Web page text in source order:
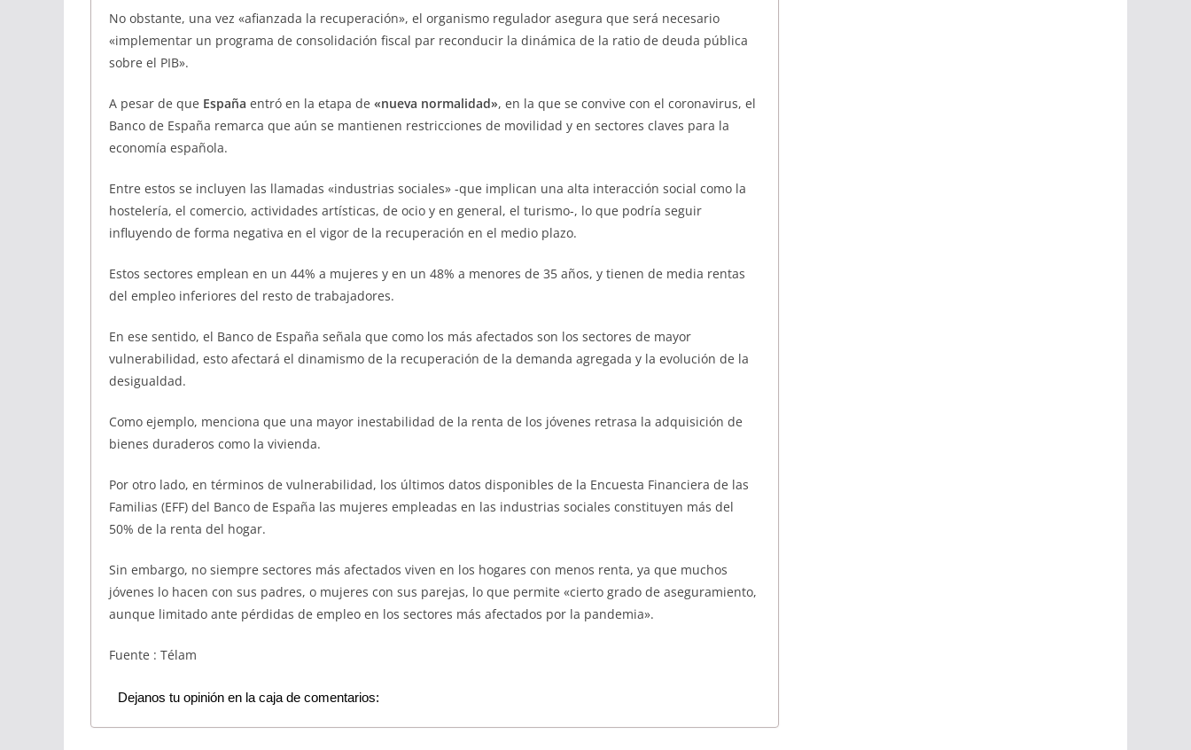
No obstante, una vez «afianzada la recuperación», el organismo regulador asegura que será necesario
«implementar un programa de consolidación fiscal par reconducir la dinámica de la ratio de deuda pública
sobre el PIB».
A pesar de que España entró en la etapa de «nueva normalidad», en la que se convive con el coronavirus, el
Banco de España remarca que aún se mantienen restricciones de movilidad y en sectores claves para la
economía española.
Entre estos se incluyen las llamadas «industrias sociales» -que implican una alta interacción social como la
hostelería, el comercio, actividades artísticas, de ocio y en general, el turismo-, lo que podría seguir
influyendo de forma negativa en el vigor de la recuperación en el medio plazo.
Estos sectores emplean en un 44% a mujeres y en un 48% a menores de 35 años, y tienen de media rentas
del empleo inferiores del resto de trabajadores.
En ese sentido, el Banco de España señala que como los más afectados son los sectores de mayor
vulnerabilidad, esto afectará el dinamismo de la recuperación de la demanda agregada y la evolución de la
desigualdad.
Como ejemplo, menciona que una mayor inestabilidad de la renta de los jóvenes retrasa la adquisición de
bienes duraderos como la vivienda.
Por otro lado, en términos de vulnerabilidad, los últimos datos disponibles de la Encuesta Financiera de las
Familias (EFF) del Banco de España las mujeres empleadas en las industrias sociales constituyen más del
50% de la renta del hogar.
Sin embargo, no siempre sectores más afectados viven en los hogares con menos renta, ya que muchos
jóvenes lo hacen con sus padres, o mujeres con sus parejas, lo que permite «cierto grado de aseguramiento,
aunque limitado ante pérdidas de empleo en los sectores más afectados por la pandemia».
Fuente : Télam
Dejanos tu opinión en la caja de comentarios: